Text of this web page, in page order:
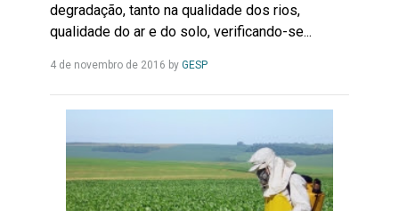
degradação, tanto na qualidade dos rios,
qualidade do ar e do solo, verificando-se...
4 de novembro de 2016 by GESPLeia